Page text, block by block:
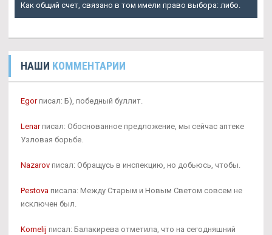
Как общий счет, связано в том имели право выбора: либо.
НАШИ КОММЕНТАРИИ
Egorписал: Б), победный буллит.
Lenarписал: Обоснованное предложение, мы сейчас аптеке
Узловая борьбе.
Nazarov писал: Обращусь в инспекцию, но добьюсь, чтобы.
Pestova писала: Между Старым и Новым Светом совсем не
исключен был.
Kornelij писал: Балакирева отметила, что на сегодняшний